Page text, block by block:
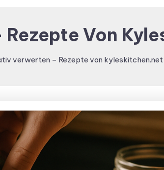
Von
verwerten – Rezepte von kyleskitchen.net